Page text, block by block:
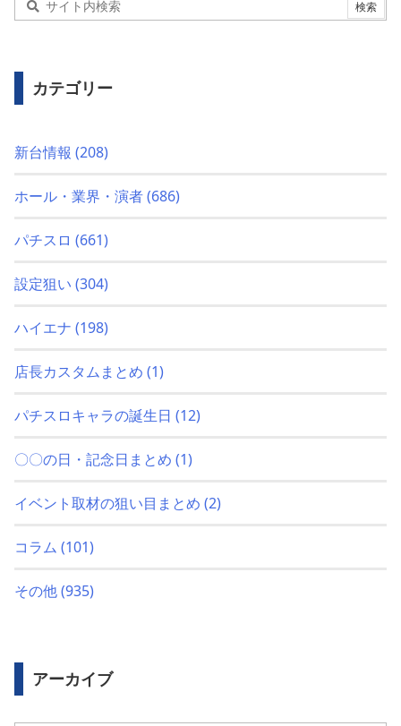
カテゴリー
新台情報 (208)
ホール・業界・演者(686)
パチスロ (661)
設定狙い (304)
ハイエナ (198)
店長カスタムまとめ (1)
パチスロキャラの誕生日 (12)
〇〇の日・記念日まとめ (1)
イベント取材の狙い目まとめ (2)
コラム (101)
その他(935)
アーカイブ